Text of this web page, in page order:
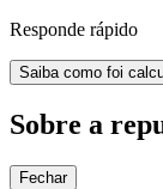
Responde rápido
Saiba como foi
Sobre a
Fechar